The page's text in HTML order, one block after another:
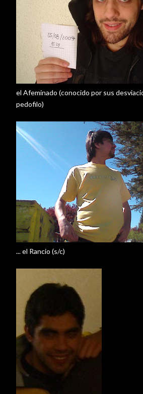
el Afeminado (conocido por sus
pedofilo)
... el Rancio (s/c)